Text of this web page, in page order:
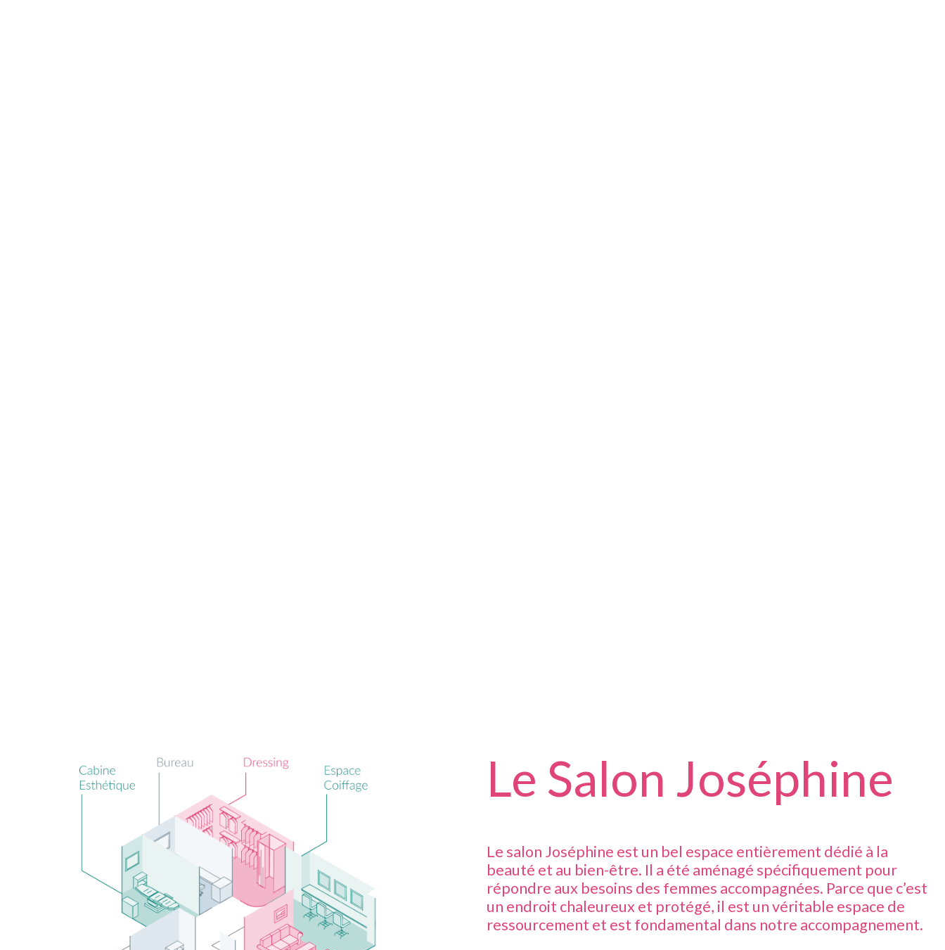
Le Salon Joséphine
Le salon Joséphine est un bel espace entièrement dédié à la
beauté et au bien-être. Il a été aménagé spécifiquement pour
répondre aux besoins des femmes accompagnées. Parce que c’est
un endroit chaleureux et protégé, il est un véritable espace de
ressourcement et est fondamental dans notre accompagnement.